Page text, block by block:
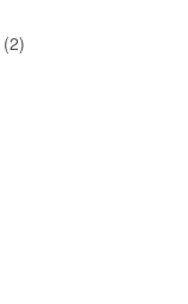
(2)